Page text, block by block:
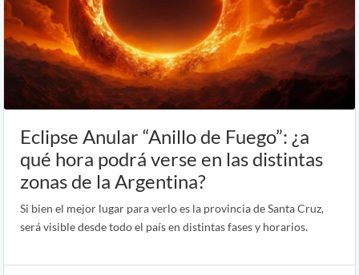
Eclipse Anular “Anillo de Fuego”: ¿a
qué hora podrá verse en las distintas
zonas de la Argentina?
Si bien el mejor lugar para verlo es la provincia de Santa Cruz,
será visible desde todo el país en distintas fases y horarios.